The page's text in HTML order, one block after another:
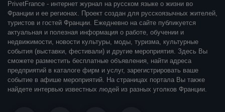
PrivetFrance - интернет журнал на русском языке о жизни во
Франции и ее регионах. Проект создан для русскоязычных жителей,
туристов и гостей Франции. Ежедневно на сайте публикуется
актуальная и полезная информация о работе, обучении и
недвижимости, новости культуры, моды, туризма, культурные
события (выставки, фестивали) и другие мероприятия. Здесь Вы
сможете разместить бесплатные объявления, найти адреса
предприятий в каталоге фирм и услуг, зарегистрировать ваше
событие в афише мероприятий. На страницах портала Вы также
найдете интервью известных людей из разных уголков Франции.